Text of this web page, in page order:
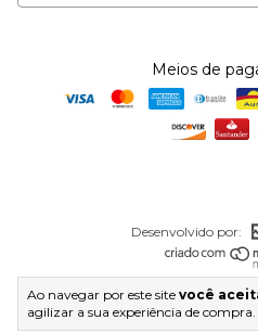
Ao navegar por este site você
agilizar a sua experiência de compra.
Meios de
Desenvolvido por:
Copyright Atacado do Aço
Todos os